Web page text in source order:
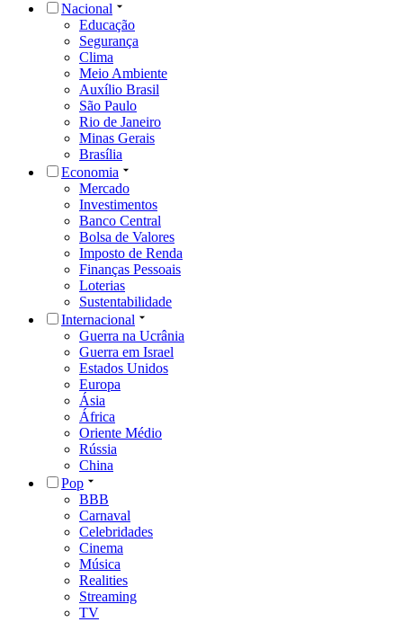
Nacional
Educação
Segurança
Clima
Meio Ambiente
Auxílio Brasil
São Paulo
Rio de Janeiro
Minas Gerais
Brasília
Economia
Mercado
Investimentos
Banco Central
Bolsa de Valores
Imposto de Renda
Finanças Pessoais
Loterias
Sustentabilidade
Internacional
Guerra na Ucrânia
Guerra em Israel
Estados Unidos
Europa
Ásia
África
Oriente Médio
Rússia
China
Pop
BBB
Carnaval
Celebridades
Cinema
Música
Realities
Streaming
TV